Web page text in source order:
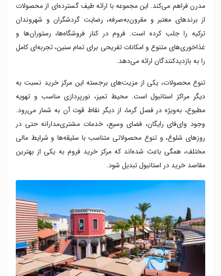
مدرن فراهم می‌کند. این مجموعه با ارائه طیف گسترده‌ای از محصولات
از برندهای معتبر و مقرون‌به‌صرفه، رضایت گردشگران و شهروندان
ترکیه را جلب کرده است. فروم در کنار فروشگاه‌ها، رستوران‌ها و
غذاخوری‌های متنوع و امکانات تفریحی برای تمام سنین، تجربه‌ای کامل
را به بازدیدکنندگان ارائه می‌دهد.
تنوع محصولات، یکی از مزیت‌های برجسته این مرکز خرید نسبت به
دیگر مراکز استانبول است. محیط تمیز، نورپردازی مناسب و تهویه
مطبوع، به‌ویژه در فصل گرما، از دیگر نقاط قوت آن به شمار می‌رود.
وجود وای‌فای رایگان، فضای وسیع، خدمات مشتری‌مدارانه حتی در
روزهای شلوغ، و تنوع محصولاتی متناسب با سلیقه‌ها و شرایط مالی
مختلف، همگی باعث شده‌اند که مرکز خرید فروم به یکی از بهترین
مقاصد خرید در استانبول تبدیل شود.